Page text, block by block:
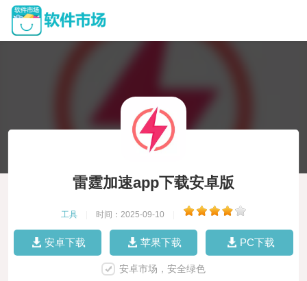
雷霆加速app下载安卓版
工具 时间：2025-09-10
安卓下载 苹果下载 PC下载
安卓市场，安全绿色